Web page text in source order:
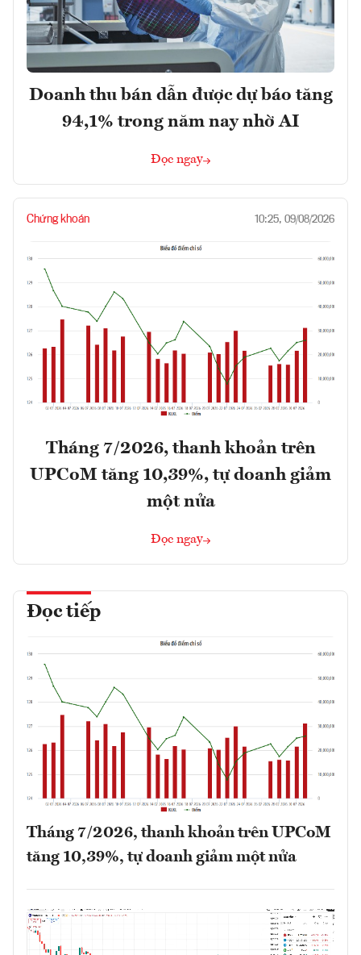
Doanh thu bán dẫn được dự báo tăng
94,1% trong năm nay nhờ AI
Đọc ngay
Chứng khoán 10:25, 09/08/2026
Tháng 7/2026, thanh khoản trên
UPCoM tăng 10,39%, tự doanh giảm
một nửa
Đọc ngay
Đọc tiếp
Tháng 7/2026, thanh khoản trên UPCoM
tăng 10,39%, tự doanh giảm một nửa